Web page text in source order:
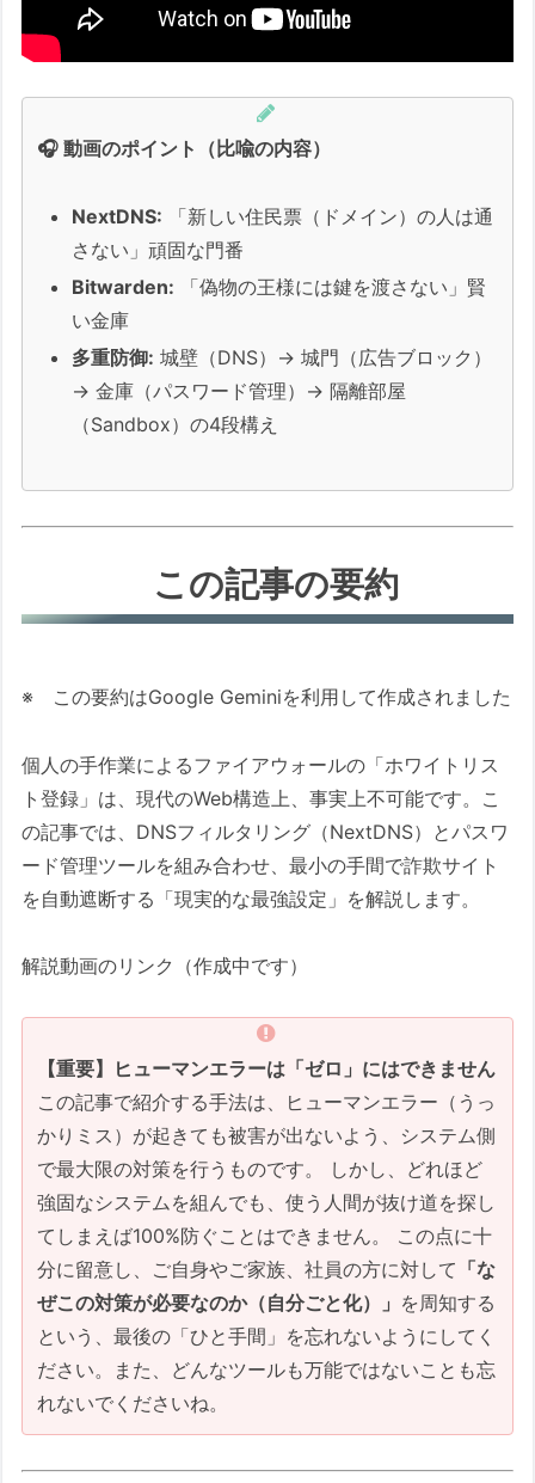
（uBlock Origin）
1. Chromeを使い続けたい場合
2. 「最強の盾」を使い続けたい
「入れ子式」の詐欺（マルバタイジ
ング）を無効化する
【導入ガイド】ダウンロードと使い
【コラム】会社PCに「広告ブロッ
ク」はアリかナシか？
Step 5：そもそも「道具」を変える（セ
【推奨2】カスタマイズ派の最後の砦
「Firefox」
ルの扱い方
の実験室を作る
2. 「プライベートブラウズ」の大き
な誤解
3. セキュリティソフトの「決済保護
ブラウザ」
理」に非常に向いている
部署ごとにルールを変える「プロフ
ァイル」機能
運用イメージ（ポリシーの使い
分け）
【警告】「金は出さないがセキュリ
ティは守れ」は通用しません
Q&A：よくある疑問と不安
Q1. NextDNSを入れておけば、ハッカーの
侵入も防げますか？
Q2. NextDNSを入れたら、普段見ている
サイトが見られなくなりませんか？
🎧 動画のポイント（比喩の内容）
NextDNS: 「新しい住民票（ドメイン）の人は通
さない」頑固な門番
Bitwarden: 「偽物の王様には鍵を渡さない」賢
い金庫
多重防御: 城壁（DNS）→ 城門（広告ブロック）
→ 金庫（パスワード管理）→ 隔離部屋
（Sandbox）の4段構え
この記事の要約
※ この要約はGoogle Geminiを利用して作成されました
個人の手作業によるファイアウォールの「ホワイトリス
ト登録」は、現代のWeb構造上、事実上不可能です。こ
の記事では、DNSフィルタリング（NextDNS）とパスワ
ード管理ツールを組み合わせ、最小の手間で詐欺サイト
を自動遮断する「現実的な最強設定」を解説します。
解説動画のリンク（作成中です）
【重要】ヒューマンエラーは「ゼロ」にはできません
この記事で紹介する手法は、ヒューマンエラー（うっ
かりミス）が起きても被害が出ないよう、システム側
で最大限の対策を行うものです。 しかし、どれほど
強固なシステムを組んでも、使う人間が抜け道を探し
てしまえば100%防ぐことはできません。 この点に十
分に留意し、ご自身やご家族、社員の方に対して 「な
ぜこの対策が必要なのか（自分ごと化）」 を周知する
という、最後の「ひと手間」を忘れないようにしてく
ださい。また、どんなツールも万能ではないことも忘
れないでくださいね。